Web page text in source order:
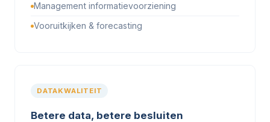
Management informatievoorziening
Vooruitkijken & forecasting
DATAKWALITEIT
Betere data, betere besluiten